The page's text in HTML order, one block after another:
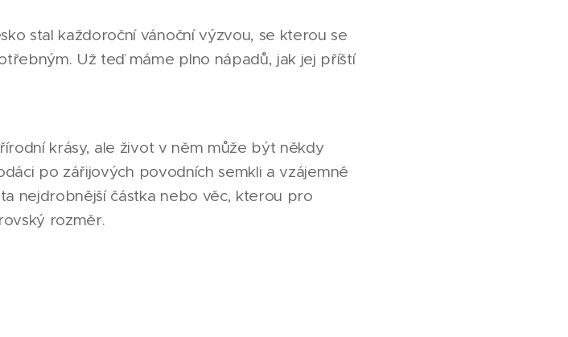
stal každoroční vánoční výzvou, se kterou se
Už teď máme plno nápadů, jak jej příští
krásy, ale život v něm může být někdy
po zářijových povodních semkli a vzájemně
nejdrobnější částka nebo věc, kterou pro
rozměr.